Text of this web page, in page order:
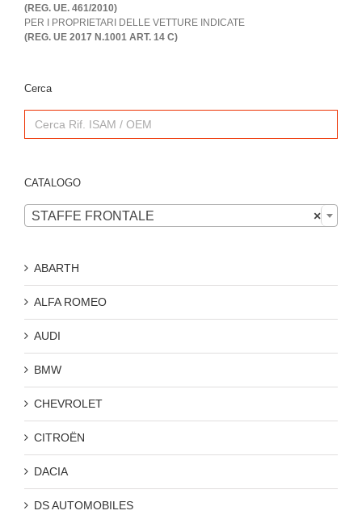
(REG. UE. 461/2010)
PER I PROPRIETARI DELLE VETTURE INDICATE
(REG. UE 2017 N.1001 ART. 14 C)
Cerca
Search
for:
CATALOGO
×
STAFFE FRONTALE
ABARTH
ALFA ROMEO
AUDI
BMW
CHEVROLET
CITROËN
DACIA
DS AUTOMOBILES